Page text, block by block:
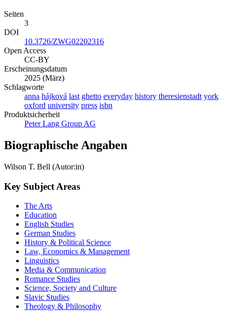
Seiten
3
DOI
10.3726/ZWG02202316
Open Access
CC-BY
Erscheinungsdatum
2025 (März)
Schlagworte
anna hájková last ghetto everyday history theresienstadt york
oxford university press isbn
Produktsicherheit
Peter Lang Group AG
Biographische Angaben
Wilson T. Bell (Autor:in)
Key Subject Areas
The Arts
Education
English Studies
German Studies
History & Political Science
Law, Economics & Management
Linguistics
Media & Communication
Romance Studies
Science, Society and Culture
Slavic Studies
Theology & Philosophy